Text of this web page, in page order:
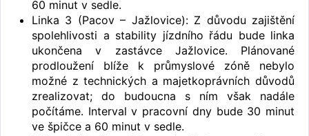
60 minut v sedle.
Linka 3 (Pacov – Jažlovice): Z důvodu zajištění
spolehlivosti a stability jízdního řádu bude linka
ukončena v zastávce Jažlovice. Plánované
prodloužení blíže k průmyslové zóně nebylo
možné z technických a majetkoprávních důvodů
zrealizovat; do budoucna s ním však nadále
počítáme. Interval v pracovní dny bude 30 minut
ve špičce a 60 minut v sedle.